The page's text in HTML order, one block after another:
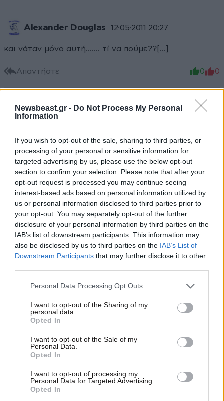
Newsbeast.gr - Do Not Process My Personal
Information
If you wish to opt-out of the sale, sharing to third parties, or
processing of your personal or sensitive information for
targeted advertising by us, please use the below opt-out
section to confirm your selection. Please note that after your
opt-out request is processed you may continue seeing
interest-based ads based on personal information utilized by
us or personal information disclosed to third parties prior to
your opt-out. You may separately opt-out of the further
disclosure of your personal information by third parties on the
IAB’s list of downstream participants. This information may
also be disclosed by us to third parties on the IAB’s List of
Downstream Participants that may further disclose it to other
Please note that this website/app uses one or more Google
not limited to your visit or usage behaviour. You may click to
grant or deny consent to Google and its third-party tags to
use your data for below specified purposes in below Google
consent section.
Personal Data Processing Opt Outs
I want to opt-out of the Sharing of my
personal data.
Opted In
I want to opt-out of the Sale of my
Personal Data.
Opted In
I want to opt-out of processing my
Personal Data for Targeted Advertising.
Opted In
Alexander Douglas 12·05·2011 20:27
και νάταν μόνο αυτή....... τί να πούμε??[...]
Απαντήστε 0 0
Οταν την ξαποστείλουν πίσω αφήστε την ένα βράδυ
στη Πλ. Βικτωρίας [...]. Αυτοί οι Νεοέλληνες
καταλήστεψαν το Δημόσιο κάνοντας περιουσίες και
τώρα έχουμε κυβέρνηση το Δ.Ν.Τ. Κατασχέστε τη
περιουσία της και χώστε την μέσα για πάντα. [..]
Απαντήστε